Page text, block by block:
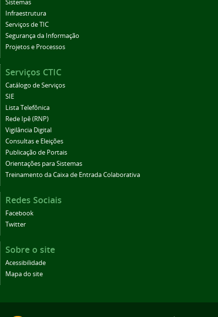
Sistemas
Infraestrutura
Serviços de TIC
Segurança da Informação
Projetos e Processos
Serviços CTIC
Catálogo de Serviços
SIE
Lista Telefônica
Rede Ipê (RNP)
Vigilância Digital
Consultas e Eleições
Publicação de Portais
Orientações para Sistemas
Treinamento da Caixa de Entrada Colaborativa
Redes Sociais
Facebook
Twitter
Sobre o site
Acessibilidade
Mapa do site